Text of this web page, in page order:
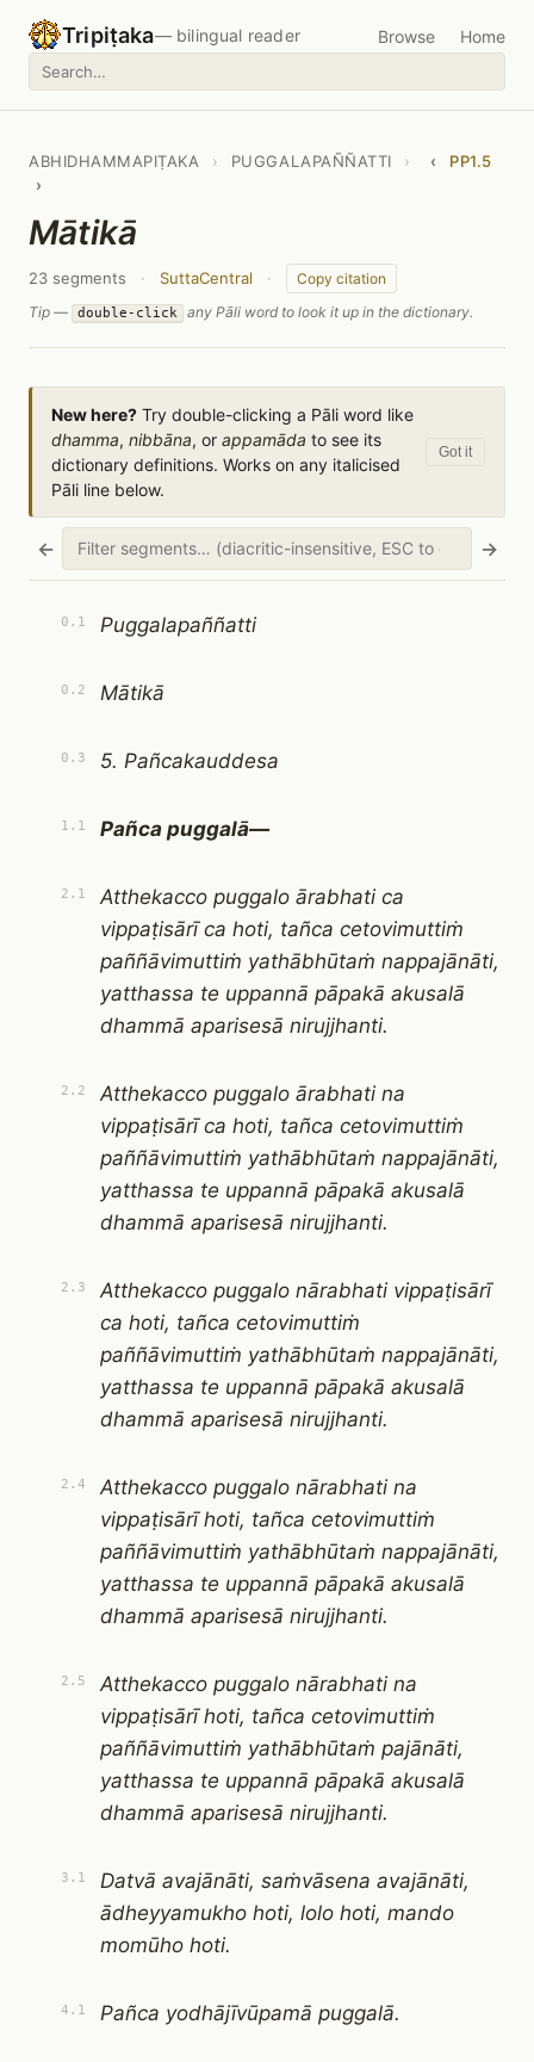
Tripiṭaka— bilingual reader Browse Home
ABHIDHAMMAPIṬAKA › PUGGALAPAÑÑATTI › ‹
PP1.5
›
Mātikā
23 segments · SuttaCentral ·
Copy citation
Tip —
double-click any Pāli word to look it up in the dictionary.
New here? Try double-clicking a Pāli word like
dhamma, nibbāna, or appamāda to see its
dictionary definitions. Works on any italicised
Pāli line below.
Got it
← →
0.1 Puggalapaññatti
0.2 Mātikā
0.3 5. Pañcakauddesa
1.1 Pañca puggalā—
2.1
Atthekacco puggalo ārabhati ca
vippaṭisārī ca hoti, tañca cetovimuttiṁ
paññāvimuttiṁ yathābhūtaṁ nappajānāti,
yatthassa te uppannā pāpakā akusalā
dhammā aparisesā nirujjhanti.
2.2
Atthekacco puggalo ārabhati na
vippaṭisārī ca hoti, tañca cetovimuttiṁ
paññāvimuttiṁ yathābhūtaṁ nappajānāti,
yatthassa te uppannā pāpakā akusalā
dhammā aparisesā nirujjhanti.
2.3
Atthekacco puggalo nārabhati vippaṭisārī
ca hoti, tañca cetovimuttiṁ
paññāvimuttiṁ yathābhūtaṁ nappajānāti,
yatthassa te uppannā pāpakā akusalā
dhammā aparisesā nirujjhanti.
2.4
Atthekacco puggalo nārabhati na
vippaṭisārī hoti, tañca cetovimuttiṁ
paññāvimuttiṁ yathābhūtaṁ nappajānāti,
yatthassa te uppannā pāpakā akusalā
dhammā aparisesā nirujjhanti.
2.5
Atthekacco puggalo nārabhati na
vippaṭisārī hoti, tañca cetovimuttiṁ
paññāvimuttiṁ yathābhūtaṁ pajānāti,
yatthassa te uppannā pāpakā akusalā
dhammā aparisesā nirujjhanti.
3.1
Datvā avajānāti, saṁvāsena avajānāti,
ādheyyamukho hoti, lolo hoti, mando
momūho hoti.
4.1 Pañca yodhājīvūpamā puggalā.